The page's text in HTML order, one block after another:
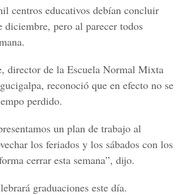
centros educativos debían concluir
diciembre, pero al parecer todos
director de la Escuela Normal Mixta
reconoció que en efecto no se
perdido.
un plan de trabajo al
los feriados y los sábados con los
cerrar esta semana”, dijo.
graduaciones este día.